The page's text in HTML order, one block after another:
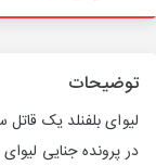
توضیحات
لیوای بلفنلد یک
در پرونده جنایی